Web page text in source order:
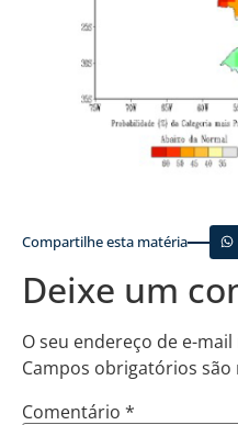
Compartilhe esta matéria
Deixe um
O seu endereço de e-
Campos obrigatórios são
Comentário *